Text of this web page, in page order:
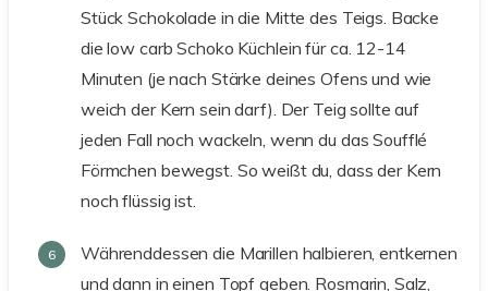
Stück Schokolade in die Mitte des Teigs. Backe
die low carb Schoko Küchlein für ca. 12-14
Minuten (je nach Stärke deines Ofens und wie
weich der Kern sein darf). Der Teig sollte auf
jeden Fall noch wackeln, wenn du das Soufflé
Förmchen bewegst. So weißt du, dass der Kern
noch flüssig ist.
Währenddessen die Marillen halbieren, entkernen
und dann in einen Topf geben. Rosmarin, Salz,